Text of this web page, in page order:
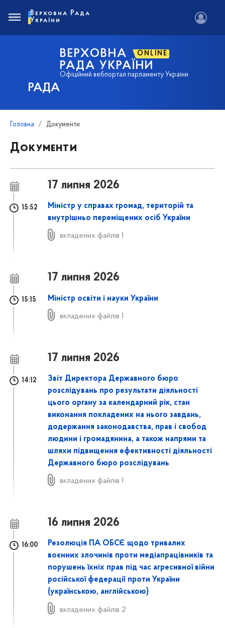
РАДА
ВЕРХОВНА ONLINE
РАДА УКРАЇНИ
Офіційний вебпортал парламенту України
Верховна Рада
України
Головна Документи
Документи
17 липня 2026
15:52
Міністр у справах громад, територій та
внутрішньо переміщених осіб України
вкладених файлів 1
17 липня 2026
15:15 Міністр освіти і науки України
вкладених файлів 1
17 липня 2026
14:12
Звіт Директора Державного бюро
розслідувань про результати діяльності
цього органу за календарний рік, стан
виконання покладених на нього завдань,
додержання законодавства, прав і свобод
людини і громадянина, а також напрями та
шляхи підвищення ефективності діяльності
Державного бюро розслідувань
вкладених файлів 1
16 липня 2026
16:00
Резолюція ПА ОБСЄ щодо тривалих
воєнних злочинів проти медіапрацівників та
порушень їхніх прав під час агресивної війни
російської федерації проти України
(українською, англійською)
вкладених файлів 2